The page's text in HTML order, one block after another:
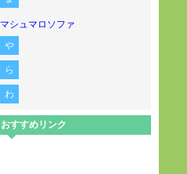
マシュマロソファ
や
ら
わ
おすすめリンク